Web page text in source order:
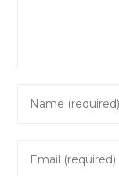
your
your